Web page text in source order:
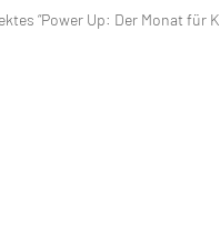
“Power Up: Der Monat für